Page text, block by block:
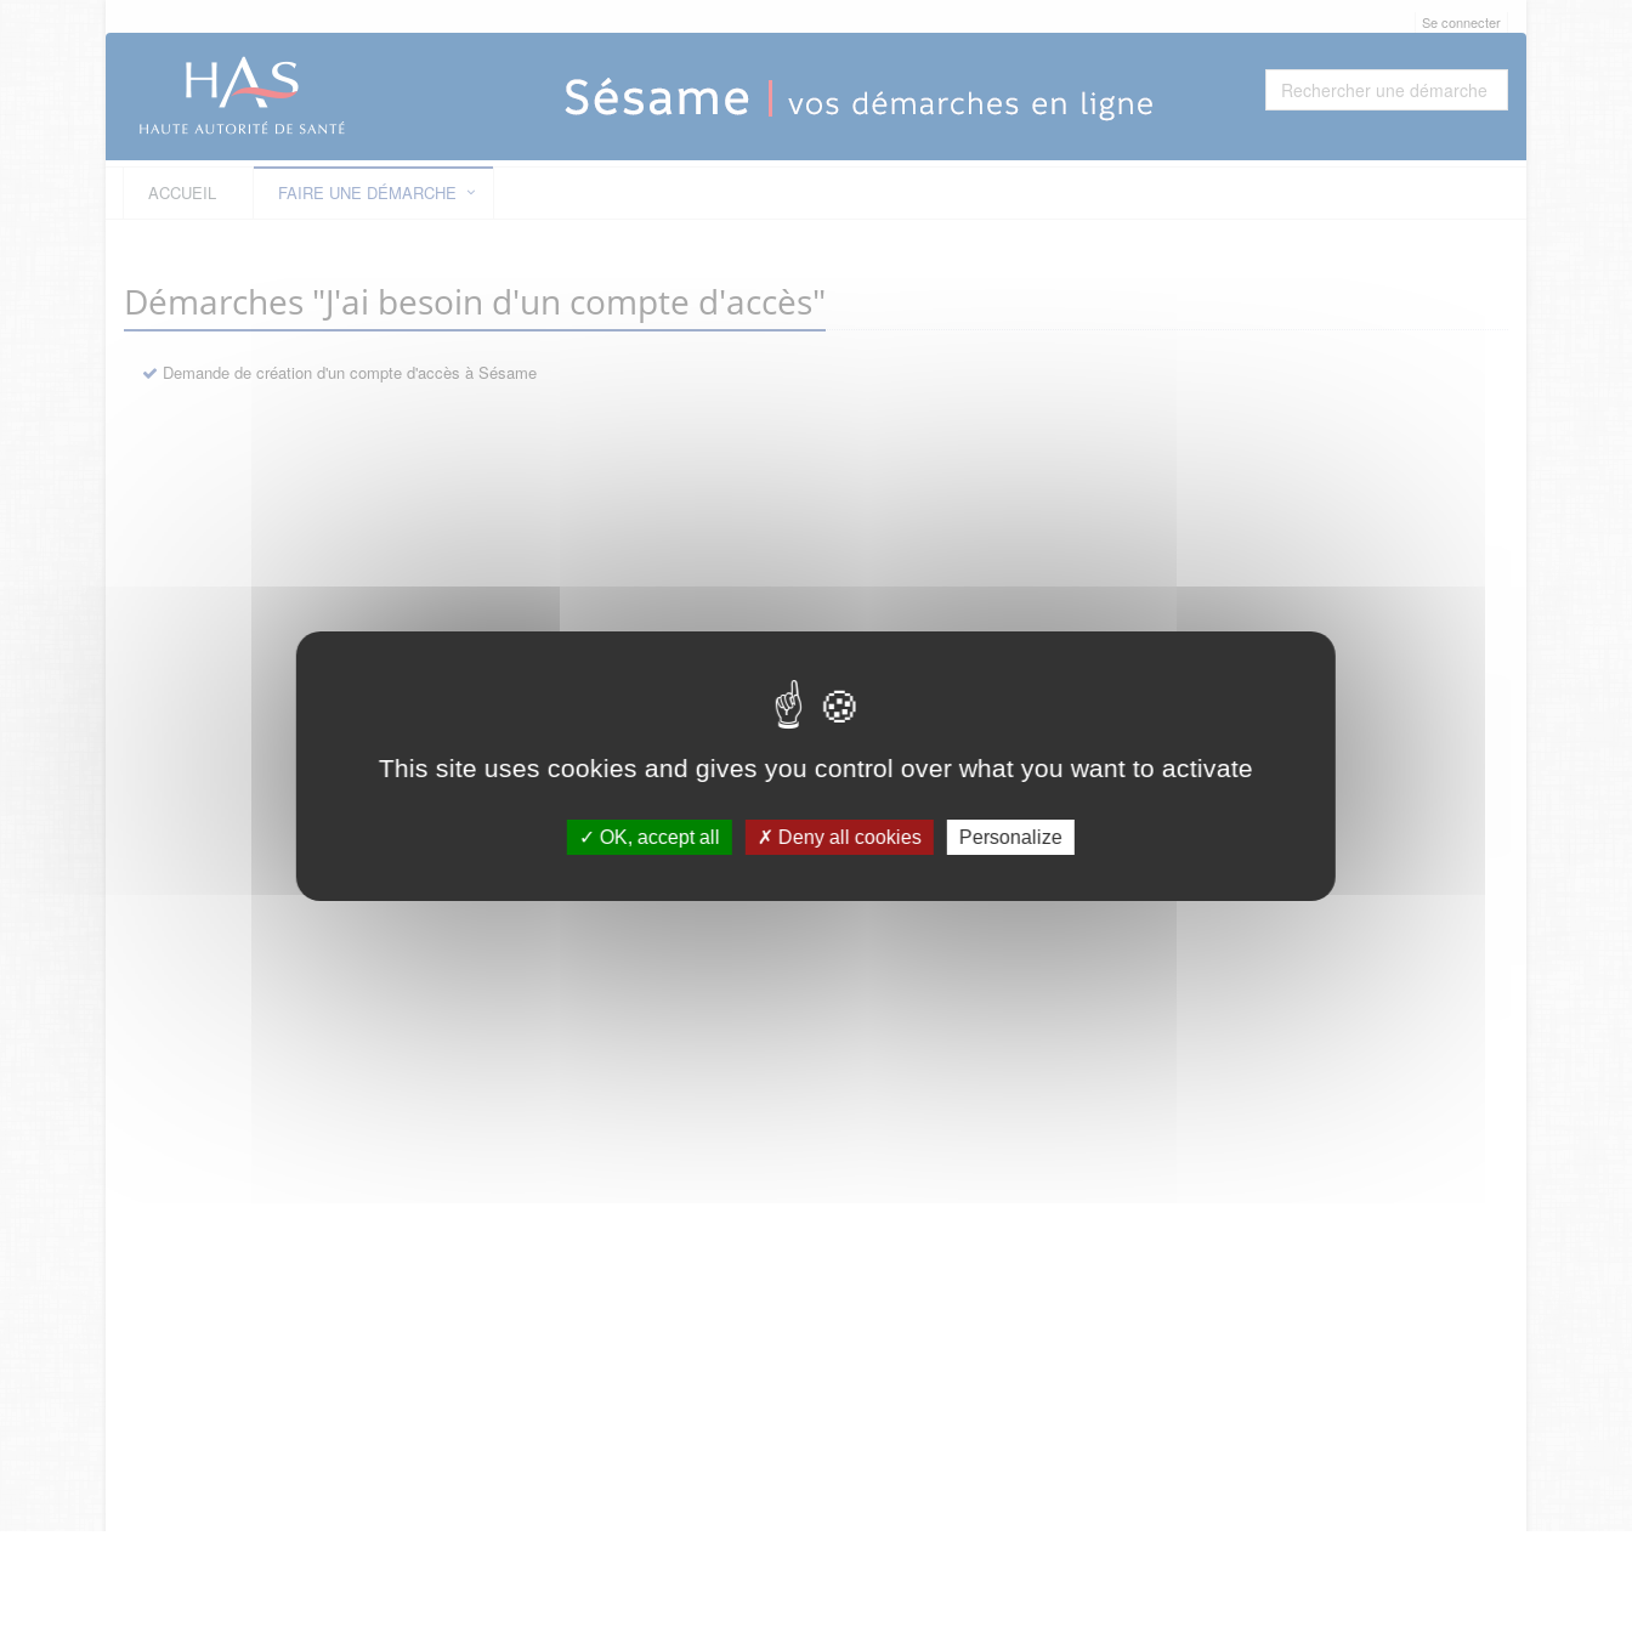
This site uses cookies and gives you control over what you want to activate
OK, accept all Deny all cookies Personalize
Se connecter
ACCUEIL FAIRE UNE DÉMARCHE
Démarches "J'ai besoin d'un compte d'accès"
Demande de création d'un compte d'accès à Sésame